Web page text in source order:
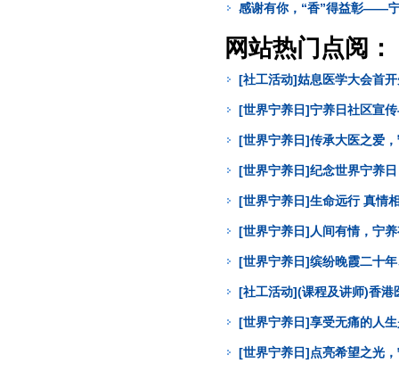
感谢有你，“香”得益彰——
网站热门点阅：
[社工活动]姑息医学大会首
[世界宁养日]宁养日社区宣
[世界宁养日]传承大医之爱
[世界宁养日]纪念世界宁养
[世界宁养日]生命远行 真情
[世界宁养日]人间有情，宁
[世界宁养日]缤纷晚霞二十
[社工活动](课程及讲师)香
[世界宁养日]享受无痛的人
[世界宁养日]点亮希望之光